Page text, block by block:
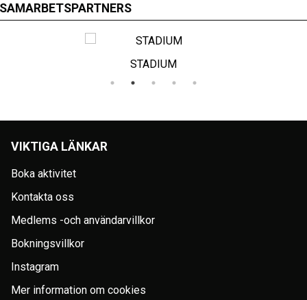
SAMARBETSPARTNERS
VIKTIGA LÄNKAR
Boka aktivitet
Kontakta oss
Medlems -och användarvillkor
Bokningsvillkor
Instagram
Mer information om cookies